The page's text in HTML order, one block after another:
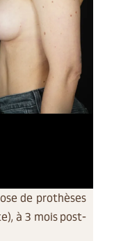
de prothèses
à 3 mois post-